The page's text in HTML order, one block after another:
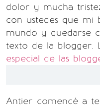
dolor y mucha
con ustedes que mi
mundo y quedarse
texto de la blogger.
especial de las
Antier comencé a